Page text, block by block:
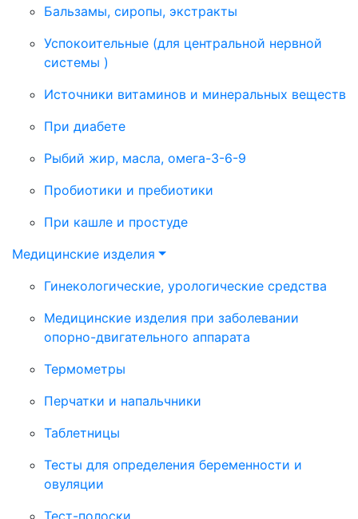
Бальзамы, сиропы, экстракты
Успокоительные (для центральной нервной
системы )
Источники витаминов и минеральных веществ
При диабете
Рыбий жир, масла, омега-3-6-9
Пробиотики и пребиотики
При кашле и простуде
Медицинские изделия
Гинекологические, урологические средства
Медицинские изделия при заболевании
опорно-двигательного аппарата
Термометры
Перчатки и напальчники
Таблетницы
Тесты для определения беременности и
овуляции
Тест-полоски